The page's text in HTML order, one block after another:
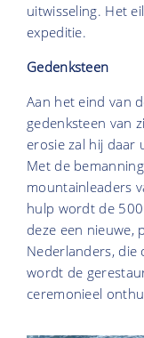
uitwisseling. Het
expeditie.
Gedenksteen
Aan het eind van
gedenksteen van
erosie zal hij daar
Met de
mountainleaders
hulp wordt de
deze een nieuwe,
Nederlanders, die
wordt de
ceremonieel